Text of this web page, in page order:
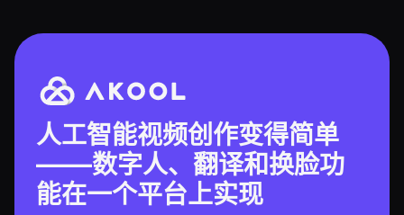
人工智能视频创作变得简单
——数字人、翻译和换脸功
能在一个平台上实现